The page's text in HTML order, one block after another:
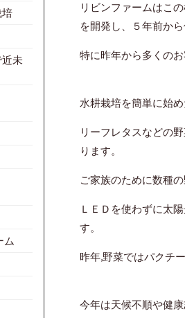
リビンファームはこ
を開発し、５年前か
特に昨年から多くの
水耕栽培を簡単に始
リーフレタスなどの
ります。
ご家族のために数種
ＬＥＤを使わずに太
す。
昨年,野菜ではパクチ
今年は天候不順や健
培
未
ム